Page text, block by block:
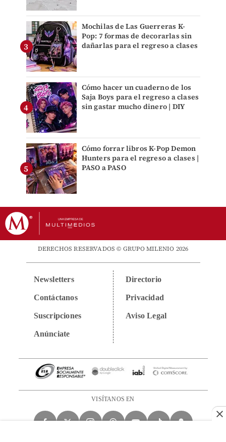
Mochilas de Las Guerreras K-
Pop: 7 formas de decorarlas sin
dañarlas para el regreso a clases
Cómo hacer un cuaderno de los
Saja Boys para el regreso a clases
sin gastar mucho dinero | DIY
Cómo forrar libros K-Pop Demon
Hunters para el regreso a clases |
PASO a PASO
DERECHOS RESERVADOS © GRUPO MILENIO 2026
Newsletters
Contáctanos
Suscripciones
Anúnciate
Directorio
Privacidad
Aviso Legal
VISÍTANOS EN